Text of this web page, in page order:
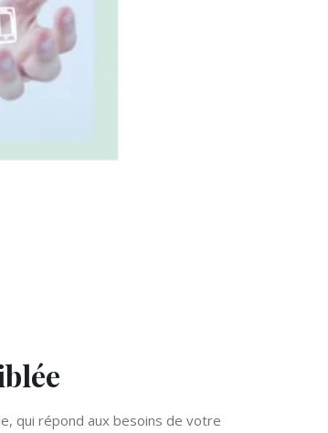
qui répond aux besoins de votre